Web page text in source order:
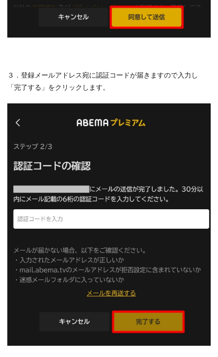
３．登録メールアドレス宛に認証コードが届きますので入力し
「完了する」をクリックします。